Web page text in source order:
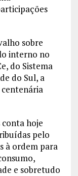
sobre
interno no
do Sistema
do Sul, a
conta hoje
pelo
à ordem para
e sobretudo